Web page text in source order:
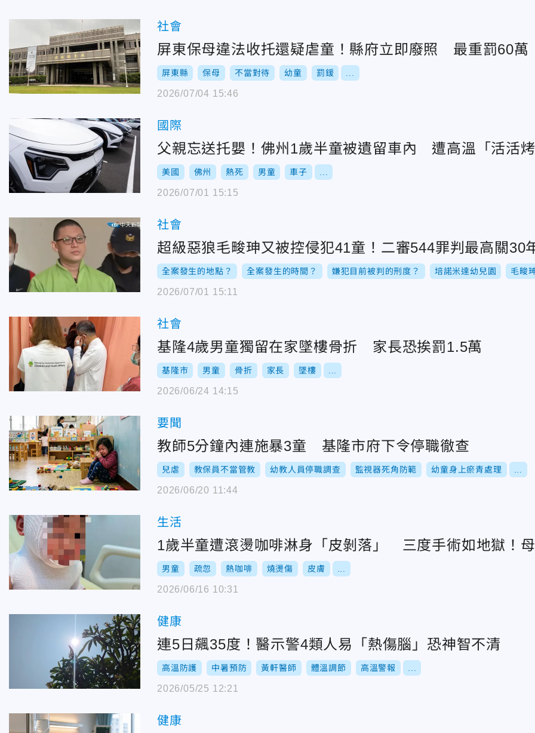
社會
屏東保母違法收托還疑虐童！縣府立即廢照 最重罰60萬
屏東縣 保母 不當對待 幼童 罰鍰
2026/07/04 15:46
國際
父親忘送托嬰！佛州1歲半童被遺留車內 遭高溫「活活
美國 佛州 熱死 男童 車子
2026/07/01 15:15
社會
超級惡狼毛畯珅又被控侵犯41童！二審544罪判最高關30
全案發生的地點？ 全案發生的時間？ 嫌犯目前被判的刑度？ 培諾米達幼兒園 毛畯
2026/07/01 15:11
社會
基隆4歲男童獨留在家墜樓骨折 家長恐挨罰1.5萬
基隆市 男童 骨折 家長 墜樓
2026/06/24 14:15
要聞
教師5分鐘內連施暴3童 基隆市府下令停職徹查
兒虐 教保員不當管教 幼教人員停職調查 監視器死角防範 幼童身上瘀青處理
2026/06/20 11:44
生活
1歲半童遭滾燙咖啡淋身「皮剝落」 三度手術如地獄！
男童 疏忽 熱咖啡 燒燙傷 皮膚
2026/06/16 10:31
健康
連5日飆35度！醫示警4類人易「熱傷腦」恐神智不清
高溫防護 中暑預防 黃軒醫師 體溫調節 高溫警報
2026/05/25 12:21
健康